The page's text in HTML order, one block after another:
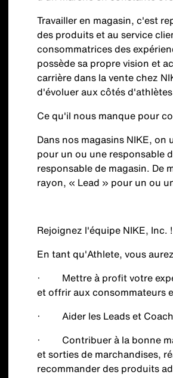
Travailler en magasin, c'est
des produits et au service
consommatrices des
possède sa propre vision et
carrière dans la vente chez
d'évoluer aux côtés
Ce qu'il nous manque pour
Dans nos magasins NIKE,
pour un ou une responsable
responsable de magasin. De
rayon, « Lead » pour un ou
Rejoignez l'équipe NIKE, Inc. !
En tant qu'Athlete, vous
· Mettre à profit votre
et offrir aux consommateurs
· Aider les Leads et
· Contribuer à la bonne
et sorties de marchandises,
recommander des produits